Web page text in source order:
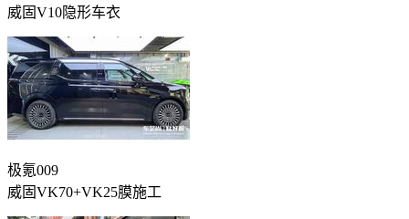
威固V10隐形车衣
极氪009
威固VK70+VK25膜施工